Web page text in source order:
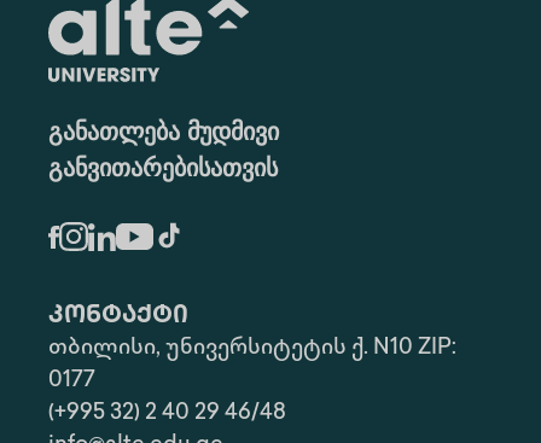
განათლება მუდმივი
განვითარებისათვის
კონტაქტი
თბილისი, უნივერსიტეტის ქ. N10 ZIP:
0177
(+995 32) 2 40 29 46/48